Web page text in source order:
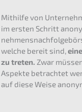
Mithil­fe von
im ersten Schritt
welche bereit sind,
zu treten. Zwar
Aspek­te betrach­tet
auf diese Weise